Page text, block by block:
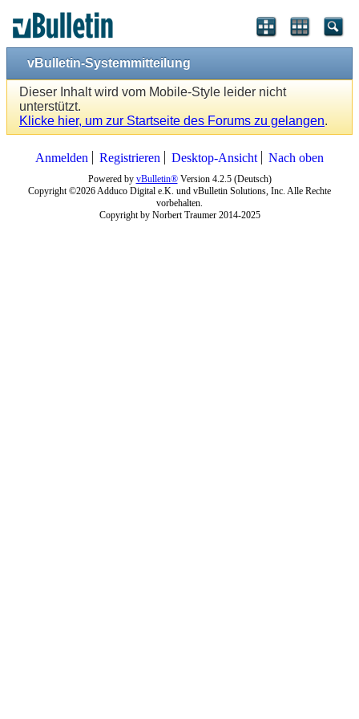
vBulletin-Systemmitteilung
Dieser Inhalt wird vom Mobile-Style leider nicht
unterstützt.
Klicke hier, um zur Startseite des Forums zu gelangen.
Anmelden Registrieren Desktop-Ansicht Nach oben
Powered by vBulletin®Version 4.2.5 (Deutsch)
Copyright ©2026 Adduco Digital e.K. und vBulletin Solutions, Inc. Alle Rechte
vorbehalten.
Copyright by Norbert Traumer 2014-2025